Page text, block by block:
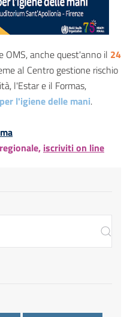
OMS, anche quest'anno il 24
al Centro gestione rischio
l'Estar e il Formas,
l'igiene delle mani.
iscriviti on line